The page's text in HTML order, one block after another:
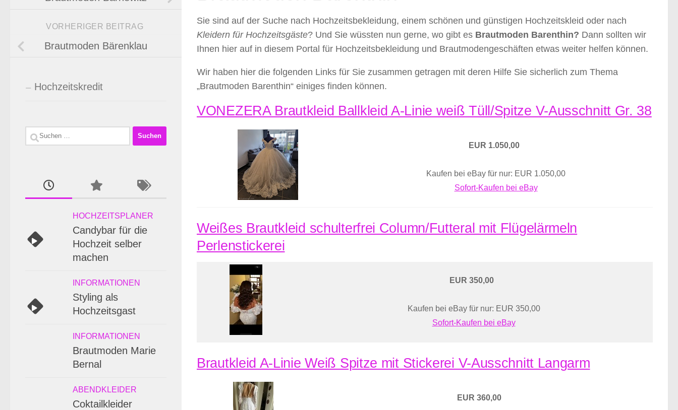
Sie sind auf der Suche nach Hochzeitsbekleidung, einem schönen und günstigen Hochzeitskleid oder nach
Kleidern für Hochzeitsgäste? Und Sie wüssten nun gerne, wo gibt es Brautmoden Barenthin? Dann sollten wir
Ihnen hier auf in diesem Portal für Hochzeitsbekleidung und Brautmodengeschäften etwas weiter helfen können.
Wir haben hier die folgenden Links für Sie zusammen getragen mit deren Hilfe Sie sicherlich zum Thema
„Brautmoden Barenthin“ einiges finden können.
VONEZERA Brautkleid Ballkleid A-Linie weiß Tüll/Spitze V-Ausschnitt Gr. 38
EUR 1.050,00
Kaufen bei eBay für nur: EUR 1.050,00
Sofort-Kaufen bei eBay
Weißes Brautkleid schulterfrei Column/Futteral mit Flügelärmeln
Perlenstickerei
EUR 350,00
Kaufen bei eBay für nur: EUR 350,00
Sofort-Kaufen bei eBay
Brautkleid A-Linie Weiß Spitze mit Stickerei V-Ausschnitt Langarm
EUR 360,00
VORHERIGER BEITRAG
Brautmoden Bärenklau
Hochzeitskredit
Suchen
HOCHZEITSPLANER
Candybar für die
Hochzeit selber
machen
INFORMATIONEN
Styling als
Hochzeitsgast
INFORMATIONEN
Brautmoden Marie
Bernal
ABENDKLEIDER
Coktailkleider